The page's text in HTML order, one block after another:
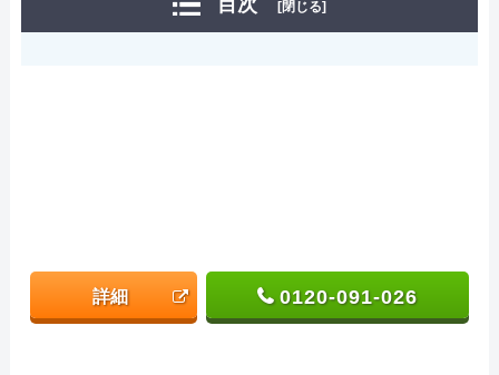
[閉じる]
詳細 0120-091-026